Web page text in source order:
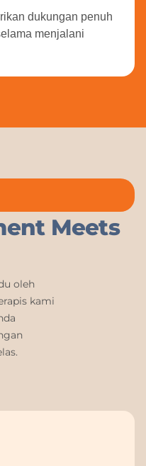
dukungan penuh
menjalani
Meets
oleh
kami